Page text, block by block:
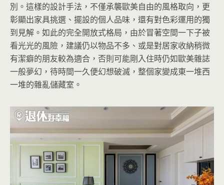
別。這樣的設計手法，不僅承襲歐美自由的風格取向，更
彰顯出家具挑選、擺設的個人品味，還有對色彩運用的獨
到見解。如此的完全開放式格局，由於冒著空間一下子被
看光光的風險，建議仍以物品不多、或是對居家收納稍微
有潔癖的朋友較為適合，否則可能剛入住時仍如歐美雜誌
一般夢幻，待時間一久便幻想破滅，整個家變成東一堆西
一堆的雜亂儲藏室。